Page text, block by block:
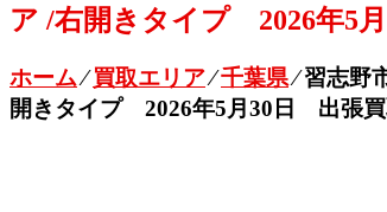
ア /右開きタイプ 2026年5
ホーム⁄買取エリア⁄千葉県⁄習志野
開きタイプ 2026年5月30日 出張